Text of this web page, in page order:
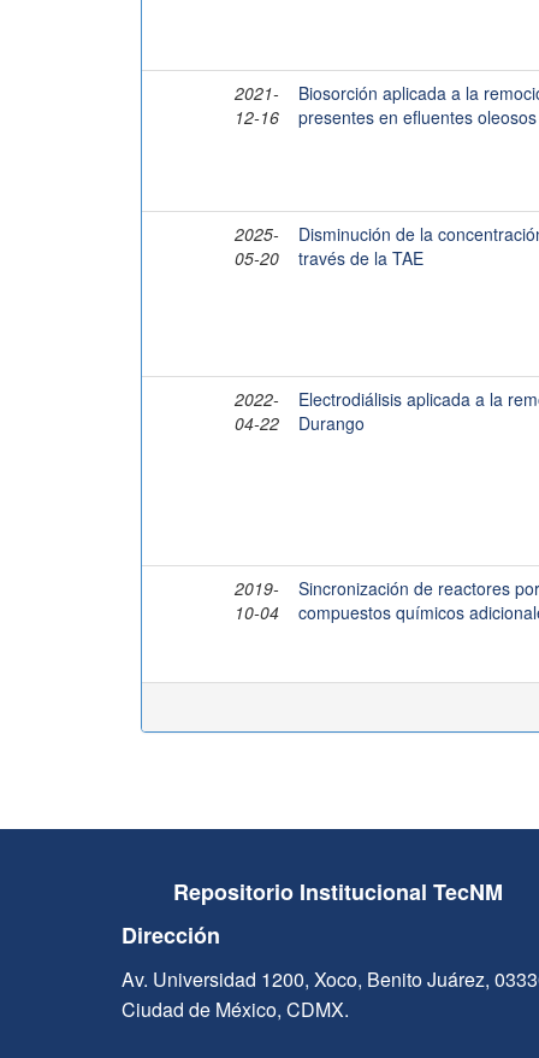
2021-
12-16
Biosorción aplicada a la
presentes en efluentes oleosos
2025-
05-20
Disminución de la
través de la TAE
2022-
04-22
Electrodiálisis aplicada a la
Durango
2019-
10-04
Sincronización de reactores
compuestos químicos
Repositorio Institucional TecNM
Dirección
Av. Universidad 1200, Xoco, Benito Juárez,
Ciudad de México, CDMX.